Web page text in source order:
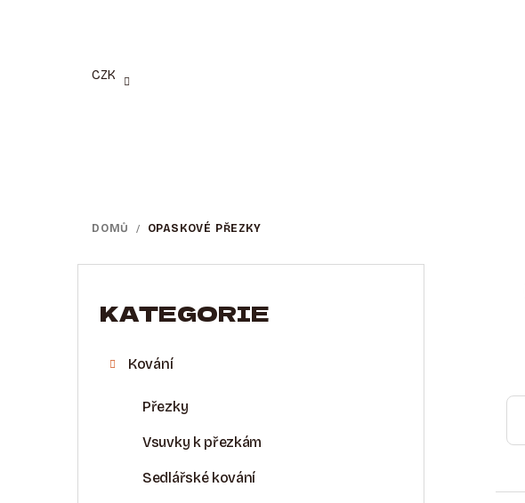
CZK
DOMŮ / OPASKOVÉ PŘEZKY
OPřeskočit
KATEGORIE
Kování
Přezky
Vsuvky k přezkám
Sedlářské kování